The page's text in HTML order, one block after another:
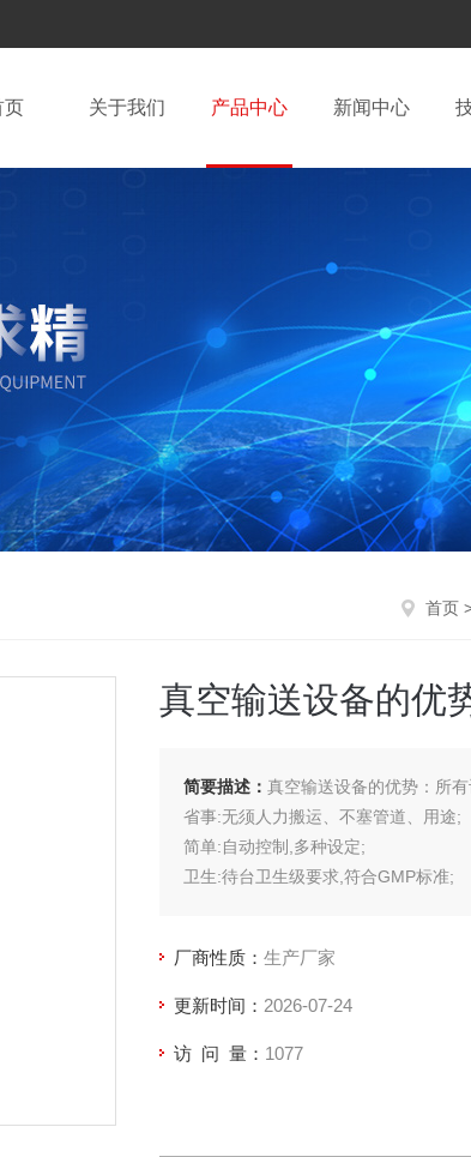
页 关于我们 产品中心 新闻中心
首页
真空输送设备的优
简要描述： 真空输送设备的优势：所
省事:无须人力搬运、不塞管道、用途;
简单:自动控制,多种设定;
卫生:待台卫生级要求,符合GMP标准;
清洁:操作、换料清理容易;
节能:利用真空原理,无须电能和其他能
厂商性质： 生产厂家
更新时间： 2026-07-24
访 问 量： 1077